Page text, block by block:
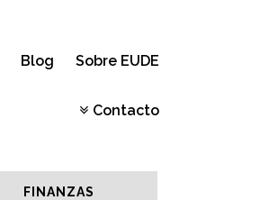
Blog Sobre EUDE
Contacto
FINANZAS